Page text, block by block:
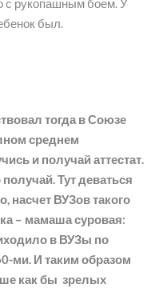
с рукопашным боем. У
был.
тогда в Союзе
среднем
и получай аттестат.
Тут деваться
насчет ВУЗов такого
– мамаша суровая:
в ВУЗы по
ми. И таким образом
как бы зрелых